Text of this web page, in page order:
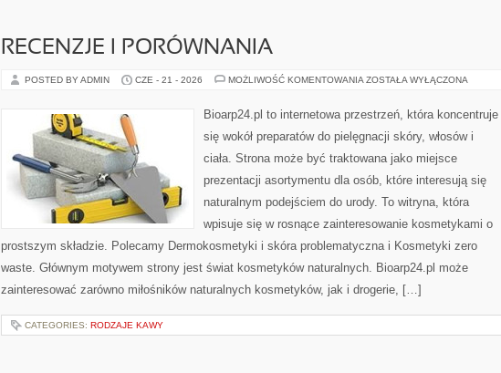
RECENZJE I PORÓWNANIA
POSTED BY ADMIN CZE - 21 - 2026 MOŻLIWOŚĆ KOMENTOWANIA RECENZJE
ZOSTAŁA WYŁĄCZONA
Bioarp24.pl to internetowa przestrzeń, która koncentruje
się wokół preparatów do pielęgnacji skóry, włosów i
ciała. Strona może być traktowana jako miejsce
prezentacji asortymentu dla osób, które interesują się
naturalnym podejściem do urody. To witryna, która
wpisuje się w rosnące zainteresowanie kosmetykami o
prostszym składzie. Polecamy Dermokosmetyki i skóra problematyczna i Kosmetyki zero
waste. Głównym motywem strony jest świat kosmetyków naturalnych. Bioarp24.pl może
zainteresować zarówno miłośników naturalnych kosmetyków, jak i drogerie, […]
CATEGORIES: RODZAJE KAWY